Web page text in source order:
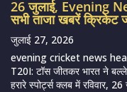
26 जुलाई, Evening
सभी ताजा खबरें क्रिकेट
जुलाई 27, 2026
evening cricket news
T20I: टॉस जीतकर भारत ने
हरारे स्पोर्ट्स क्लब में रविवार,